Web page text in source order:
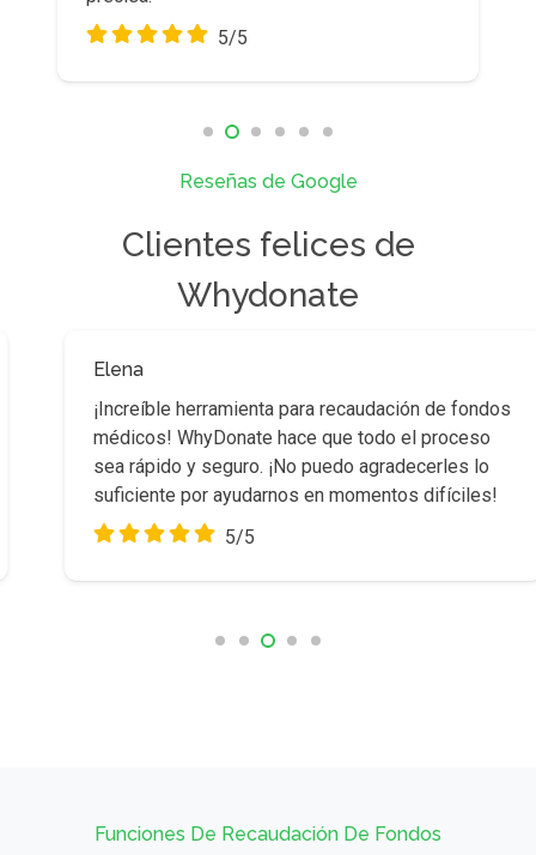
Reseñas de Google
Clientes felices de
Whydonate
herramienta para recaudación de fondos
WhyDonate hace que todo el proceso
y seguro. ¡No puedo agradecerles lo
por ayudarnos en momentos difíciles!
5/5
trata
es
Funciones De Recaudación De Fondos